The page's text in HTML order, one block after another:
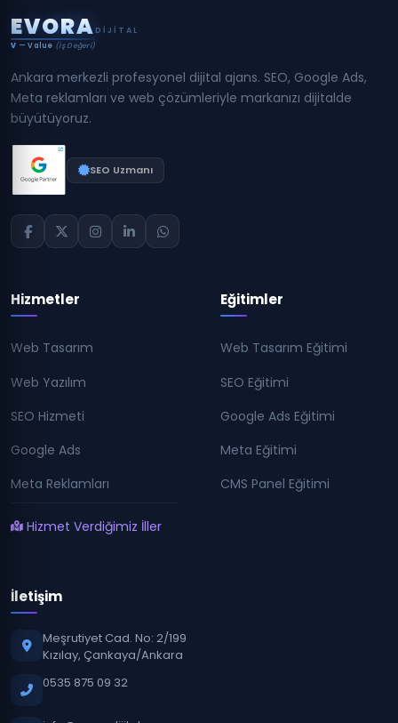
EVORA DIJITAL
V — Value (İş Değeri)
Ankara merkezli profesyonel dijital ajans. SEO, Google Ads,
Meta reklamları ve web çözümleriyle markanızı dijitalde
büyütüyoruz.
SEO Uzmanı
Hizmetler
Web Tasarım
Web Yazılım
SEO Hizmeti
Google Ads
Meta Reklamları
Hizmet Verdiğimiz İller
Eğitimler
Web Tasarım Eğitimi
SEO Eğitimi
Google Ads Eğitimi
Meta Eğitimi
CMS Panel Eğitimi
İletişim
Meşrutiyet Cad. No: 2/199
Kızılay, Çankaya/Ankara
0535 875 09 32